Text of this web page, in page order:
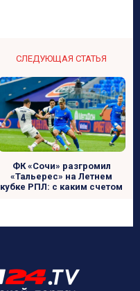
СЛЕДУЮЩАЯ СТАТЬЯ
ФК «Сочи» разгромил
«Тальерес» на Летнем
кубке РПЛ: с каким счетом